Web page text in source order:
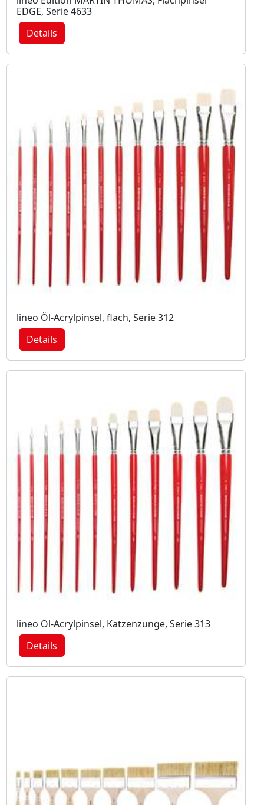
EDGE, Serie 4633
Details
lineo Öl-Acrylpinsel, flach, Serie 312
Details
lineo Öl-Acrylpinsel, Katzenzunge, Serie 313
Details